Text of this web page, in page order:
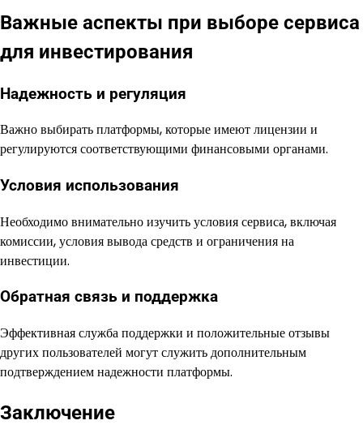
Важные аспекты при выборе сервиса
для инвестирования
Надежность и регуляция
Важно выбирать платформы, которые имеют лицензии и
регулируются соответствующими финансовыми органами.
Условия использования
Необходимо внимательно изучить условия сервиса, включая
комиссии, условия вывода средств и ограничения на
инвестиции.
Обратная связь и поддержка
Эффективная служба поддержки и положительные отзывы
других пользователей могут служить дополнительным
подтверждением надежности платформы.
Заключение